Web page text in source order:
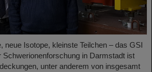
neue Isotope, kleinste Teilchen – das GSI
Schwerionenforschung in Darmstadt ist
unter anderem von insgesamt